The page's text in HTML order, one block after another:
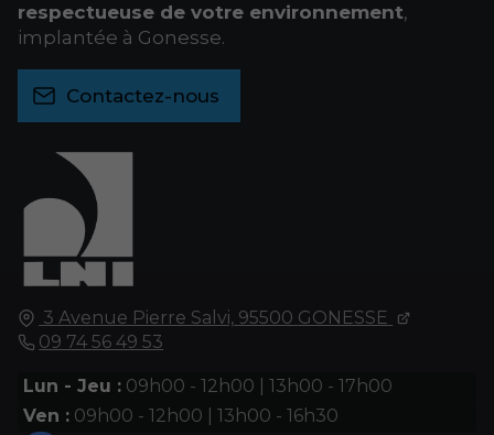
3 Avenue Pierre Salvi, 95500 GONESSE
09 74 56 49 53
Lun - Jeu : 09h00 - 12h00 | 13h00 - 17h00
Ven : 09h00 - 12h00 | 13h00 - 16h30
respectueuse de votre environnement,
implantée à Gonesse.
Contactez-nous